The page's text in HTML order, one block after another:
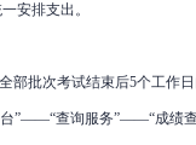
安排支出。
批次考试结束后5个工作日
”——“查询服务”——“成绩查